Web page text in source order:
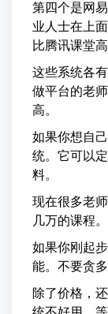
第四个是网
业人士在上
比腾讯课堂高
这些系统各
做平台的老
高。
如果你想自
统。它可以
料。
现在很多老
几万的课程
如果你刚起
能。不要贪
除了价格，